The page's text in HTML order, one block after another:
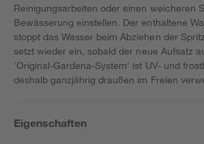
Reinigungsarbeiten oder einen weicheren
Bewässerung einstellen. Der enthaltene
stoppt das Wasser beim Abziehen der
setzt wieder ein, sobald der neue Aufsatz
'Original-Gardena-System' ist UV- und
deshalb ganzjährig draußen im Freien
Eigenschaften